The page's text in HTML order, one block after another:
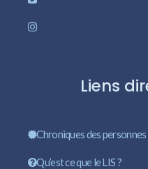
Liens
Chroniques des
Qu’est ce que le LIS ?